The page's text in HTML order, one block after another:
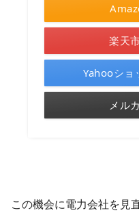
楽天
Yahooショ
メル
この機会に電力会社を見